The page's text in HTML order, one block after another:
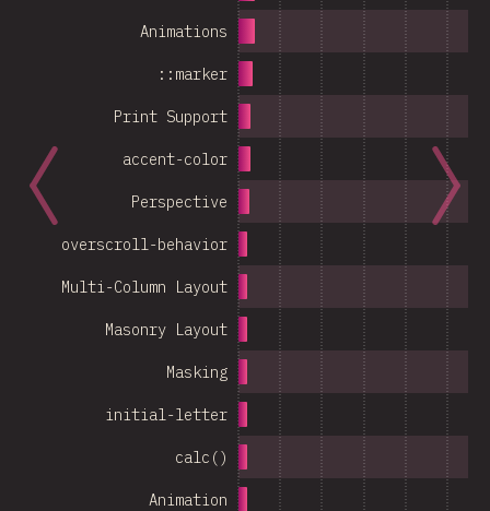
Animation
calc()
initial-letter
Masking
Masonry Layout
Multi-Column Layout
overscroll-behavior
Perspective
accent-color
Print Support
::marker
Animations